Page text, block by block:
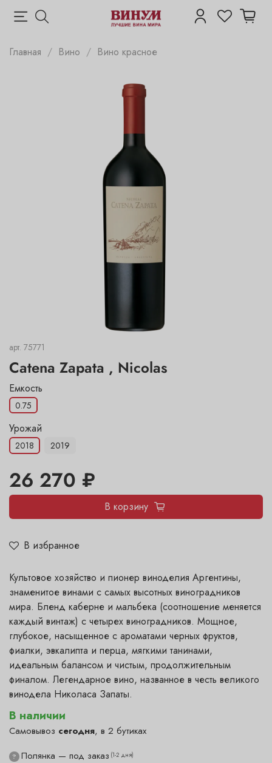
Главная Вино Вино красное
арт. 75771
Catena Zapata , Nicolas
В избранное
Емкость
0.75
Урожай
2018 2019
26 270 ₽
В корзину
В наличии
Самовывоз сегодня, в 2 бутиках
? Полянка — под заказ (1-2 дня)
Культовое хозяйство и пионер виноделия Аргентины,
знаменитое винами с самых высотных виноградников
мира. Бленд каберне и мальбека (соотношение меняется
каждый винтаж) с четырех виноградников. Мощное,
глубокое, насыщенное с ароматами черных фруктов,
фиалки, эвкалипта и перца, мягкими танинами,
идеальным балансом и чистым, продолжительным
финалом. Легендарное вино, названное в честь великого
винодела Николаса Запаты.